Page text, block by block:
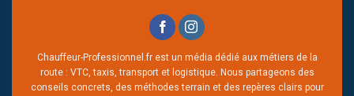
Chauffeur-Professionnel.fr est un média dédié aux métiers de la
route : VTC, taxis, transport et logistique. Nous partageons des
conseils concrets, des méthodes terrain et des repères clairs pour